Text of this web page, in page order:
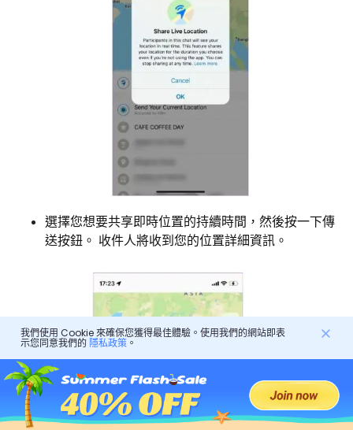
選擇您想要共享即時位置的持續時間，然後按一下傳
送按鈕。 收件人將收到您的位置詳細資訊。
我們使用 Cookie 來確保您獲得最佳體驗。使用我們的網站即表
示您同意我們的 隱私政策。